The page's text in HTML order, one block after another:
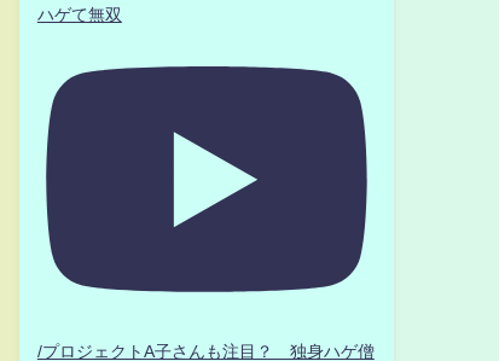
ハゲて無双
/プロジェクトA子さんも注目？ 独身ハゲ僧